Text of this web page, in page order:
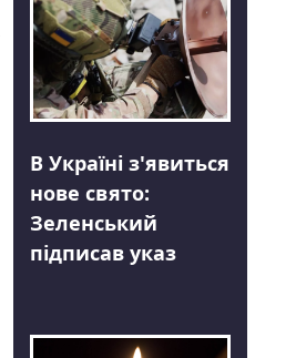
В Україні з'явиться
нове свято:
Зеленський
підписав указ